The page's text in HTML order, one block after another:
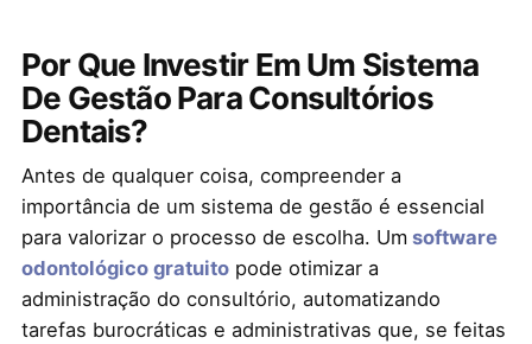
Por Que Investir Em Um Sistema
De Gestão Para Consultórios
Dentais?
Antes de qualquer coisa, compreender a
importância de um sistema de gestão é essencial
para valorizar o processo de escolha. Um software
odontológico gratuitopode otimizar a
administração do consultório, automatizando
tarefas burocráticas e administrativas que, se feitas